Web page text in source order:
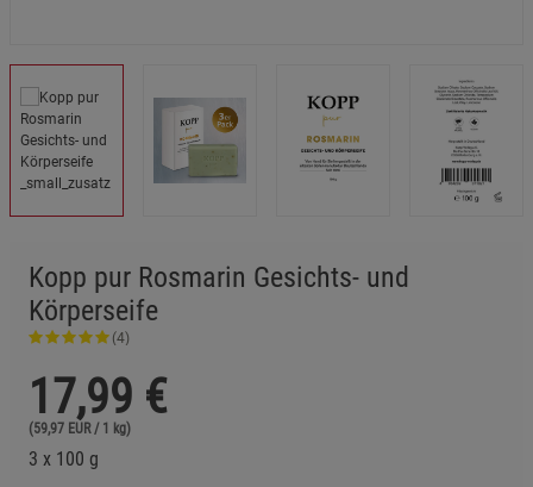
Kopp pur Rosmarin Gesichts- und
Körperseife
(4)
17,99 €
(59,97 EUR / 1 kg)
3 x 100 g